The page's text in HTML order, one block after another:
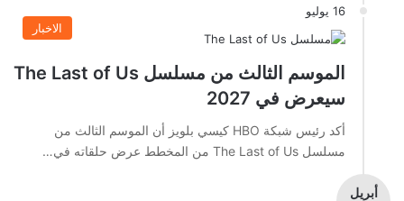
16 يوليو
الاخبار
الموسم الثالث من مسلسل The Last of Us
سيعرض في 2027
أكد رئيس شبكة HBO كيسي بلويز أن الموسم الثالث من
مسلسل The Last of Us من المخطط عرض حلقاته في…
أبريل